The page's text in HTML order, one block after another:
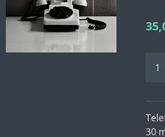
30